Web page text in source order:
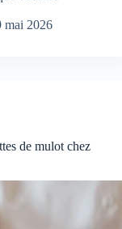
mai 2026
de mulot chez